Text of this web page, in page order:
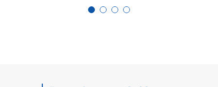
Zur Seite 1
Zur Seite 2
Zur Seite 3
Zur Seite 4